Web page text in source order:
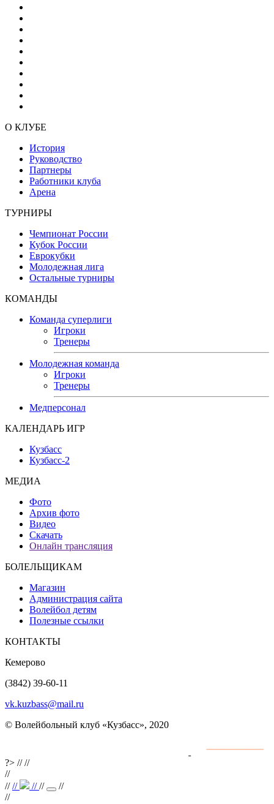
О КЛУБЕ
История
Руководство
Партнеры
Работники клуба
Арена
ТУРНИРЫ
Чемпионат России
Кубок России
Еврокубки
Молодежная лига
Остальные турниры
КОМАНДЫ
Команда суперлиги
Игроки
Тренеры
Молодежная команда
Игроки
Тренеры
Медперсонал
КАЛЕНДАРЬ ИГР
Кузбасс
Кузбасс-2
МЕДИА
Фото
Архив фото
Видео
Скачать
Онлайн трансляция
БОЛЕЛЬЩИКАМ
Магазин
Администрация сайта
Волейбол детям
Полезные ссылки
КОНТАКТЫ
Кемерово
(3842) 39-60-11
vk.kuzbass@mail.ru
© Волейбольный клуб «Кузбасс», 2020
?> ////
//
//// ////
//
//